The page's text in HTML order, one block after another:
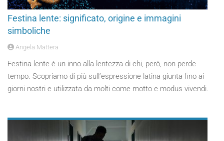
Festina lente: significato, origine e immagini
simboliche
Angela Mattera
Festina lente è un inno alla lentezza di chi, però, non perde
tempo. Scopriamo di più sull’espressione latina giunta fino ai
giorni nostri e utilizzata da molti come motto e modus vivendi.